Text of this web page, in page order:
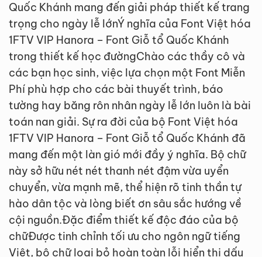
Quốc Khánh mang đến giải pháp thiết kế trang
trọng cho ngày lễ lớnÝ nghĩa của Font Việt hóa
1FTV VIP Hanora – Font Giỗ tổ Quốc Khánh
trong thiết kế học đườngChào các thầy cô và
các bạn học sinh, việc lựa chọn một Font Miễn
Phí phù hợp cho các bài thuyết trình, báo
tường hay băng rôn nhân ngày lễ lớn luôn là bài
toán nan giải. Sự ra đời của bộ Font Việt hóa
1FTV VIP Hanora – Font Giỗ tổ Quốc Khánh đã
mang đến một làn gió mới đầy ý nghĩa. Bộ chữ
này sở hữu nét nét thanh nét đậm vừa uyển
chuyển, vừa mạnh mẽ, thể hiện rõ tinh thần tự
hào dân tộc và lòng biết ơn sâu sắc hướng về
cội nguồn.Đặc điểm thiết kế độc đáo của bộ
chữĐược tinh chỉnh tối ưu cho ngôn ngữ tiếng
Việt, bộ chữ loại bỏ hoàn toàn lỗi hiển thị dấu